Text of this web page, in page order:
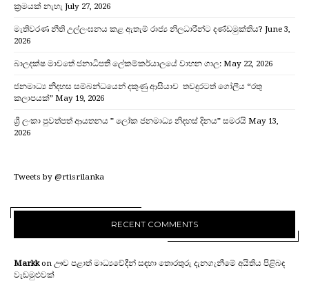
ක්‍රමයක් නැහැ July 27, 2026
මැතිවරණ නීති උල්ලංඝනය කළ ඇතැම් රාජ්‍ය නිලධාරීන්ට දණ්ඩමුක්තිය? June 3,
2026
බාලදක්ෂ මාවතේ ජනාධිපති ලේකම්කර්යාලයේ වාහන ගාල: May 22, 2026
ජනමාධ්‍ය නිදහස සම්බන්ධයෙන් දකුණු ආසියාව තවදුරටත් ගෝලීය “රතු
කලාපයක්” May 19, 2026
ශ්‍රී ලංකා පුවත්පත් ආයතනය ” ලෝක ජනමාධ්‍ය නිදහස් දිනය” සමරයි May 13,
2026
Tweets by @rtisrilanka
RECENT COMMENTS
Markkon ඌව පළාත් මාධ්‍යවේදීන් සඳහා තොරතුරු දැනගැනීමේ අයිතිය පිළිබඳ
වැඩමුළුවක්